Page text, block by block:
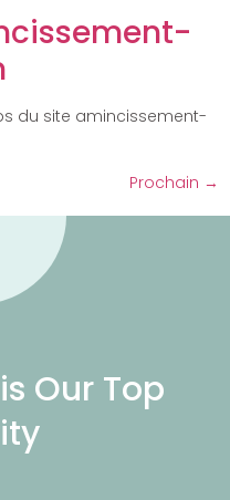
du site amincissement-
Prochain →
Our Top